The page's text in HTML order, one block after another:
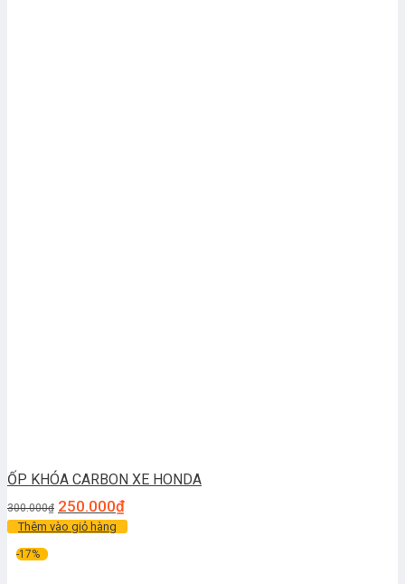
ỐP KHÓA CARBON XE HONDA
300.000₫ 250.000₫
Thêm vào giỏ hàng
-17%